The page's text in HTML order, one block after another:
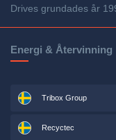
Drives grundades år
Energi & Återvinning
Tribox Group
Recyctec